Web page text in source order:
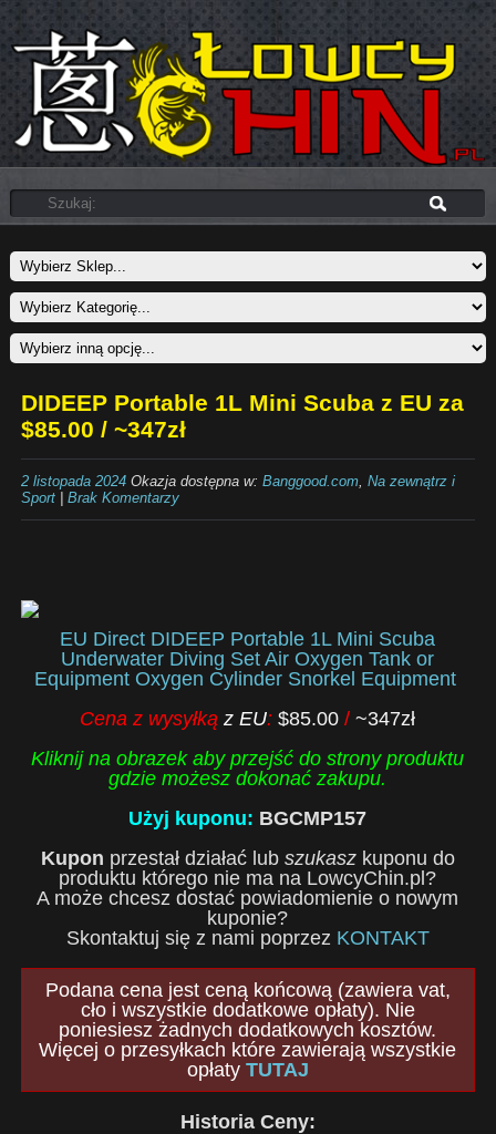
DIDEEP Portable 1L Mini Scuba z EU za
$85.00 / ~347zł
2 listopada 2024Okazja dostępna w: Banggood.com, Na zewnątrz i
Sport| Brak Komentarzy
EU Direct DIDEEP Portable 1L Mini Scuba
Underwater Diving Set Air Oxygen Tank or
Equipment Oxygen Cylinder Snorkel Equipment
Cena z wysyłką z EU:$85.00/~347zł
Kliknij na obrazek aby przejść do strony produktu
gdzie możesz dokonać zakupu.
Użyj kuponu: BGCMP157
Kupon przestał działać lub szukaszkuponu do
produktu którego nie ma na LowcyChin.pl?
A może chcesz dostać powiadomienie o nowym
kuponie?
Skontaktuj się z nami poprzez KONTAKT
Podana cena jest ceną końcową (zawiera vat,
cło i wszystkie dodatkowe opłaty). Nie
poniesiesz żadnych dodatkowych kosztów.
Więcej o przesyłkach które zawierają wszystkie
opłaty TUTAJ
Historia Ceny: